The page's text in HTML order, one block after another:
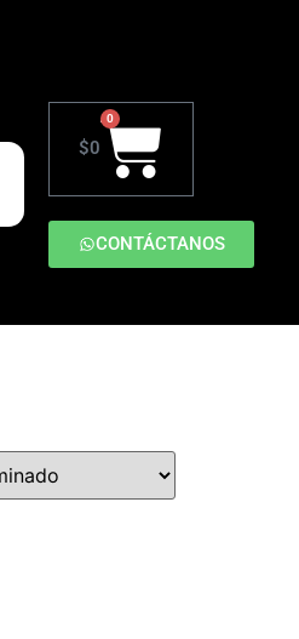
$0
0
CONTÁCTANOS